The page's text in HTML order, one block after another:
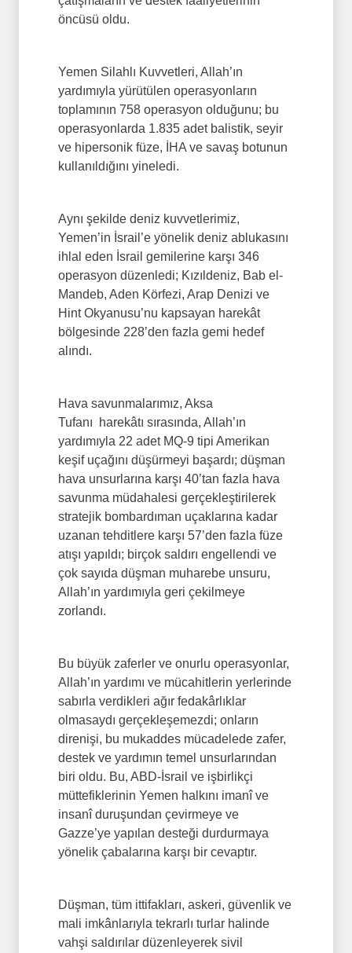
öncüsü oldu.
Yemen Silahlı Kuvvetleri, Allah’ın
yardımıyla yürütülen operasyonların
toplamının 758 operasyon olduğunu; bu
operasyonlarda 1.835 adet balistik, seyir
ve hipersonik füze, İHA ve savaş botunun
kullanıldığını yineledi.
Aynı şekilde deniz kuvvetlerimiz,
Yemen’in İsrail’e yönelik deniz ablukasını
ihlal eden İsrail gemilerine karşı 346
operasyon düzenledi; Kızıldeniz, Bab el-
Mandeb, Aden Körfezi, Arap Denizi ve
Hint Okyanusu’nu kapsayan harekât
bölgesinde 228’den fazla gemi hedef
alındı.
Hava savunmalarımız, Aksa
Tufanı harekâtı sırasında, Allah’ın
yardımıyla 22 adet MQ-9 tipi Amerikan
keşif uçağını düşürmeyi başardı; düşman
hava unsurlarına karşı 40’tan fazla hava
savunma müdahalesi gerçekleştirilerek
stratejik bombardıman uçaklarına kadar
uzanan tehditlere karşı 57’den fazla füze
atışı yapıldı; birçok saldırı engellendi ve
çok sayıda düşman muharebe unsuru,
Allah’ın yardımıyla geri çekilmeye
zorlandı.
Bu büyük zaferler ve onurlu operasyonlar,
Allah’ın yardımı ve mücahitlerin yerlerinde
sabırla verdikleri ağır fedakârlıklar
olmasaydı gerçekleşemezdi; onların
direnişi, bu mukaddes mücadelede zafer,
destek ve yardımın temel unsurlarından
biri oldu. Bu, ABD-İsrail ve işbirlikçi
müttefiklerinin Yemen halkını imanî ve
insanî duruşundan çevirmeye ve
Gazze’ye yapılan desteği durdurmaya
yönelik çabalarına karşı bir cevaptır.
Düşman, tüm ittifakları, askeri, güvenlik ve
mali imkânlarıyla tekrarlı turlar halinde
vahşi saldırılar düzenleyerek sivil